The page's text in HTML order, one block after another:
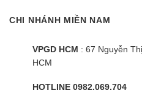
theo từng nhu cầu.
Một số tiện ích – phụ
xong giúp tránh tình
CHI NHÁNH MIỀN NAM
VPGD HCM : 67 Nguyễn
HCM
HOTLINE 0982.069.704